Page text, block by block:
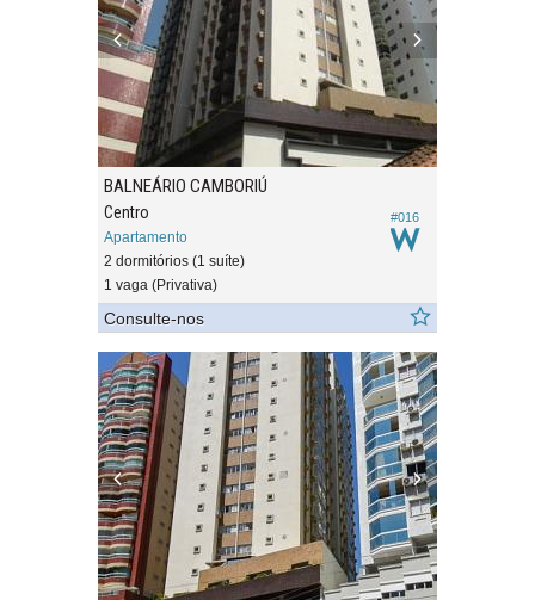
#016
BALNEÁRIO CAMBORIÚ
Centro
Apartamento
2 dormitórios (1 suíte)
1 vaga (Privativa)
Consulte-nos